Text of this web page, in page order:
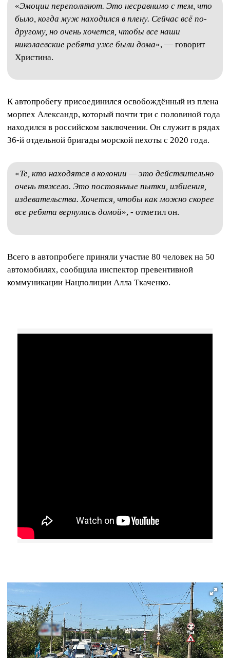
«Эмоции переполняют. Это несравнимо с тем, что
было, когда муж находился в плену. Сейчас всё по-
другому, но очень хочется, чтобы все наши
николаевские ребята уже были дома», — говорит
Христина.
К автопробегу присоединился освобождённый из плена
морпех Александр, который почти три с половиной года
находился в российском заключении. Он служит в рядах
36-й отдельной бригады морской пехоты с 2020 года.
«Те, кто находятся в колонии — это действительно
очень тяжело. Это постоянные пытки, избиения,
издевательства. Хочется, чтобы как можно скорее
все ребята вернулись домой», - отметил он.
Всего в автопробеге приняли участие 80 человек на 50
автомобилях, сообщила инспектор превентивной
коммуникации Нацполиции Алла Ткаченко.